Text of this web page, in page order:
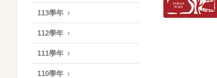
113學年
112學年
111學年
110學年